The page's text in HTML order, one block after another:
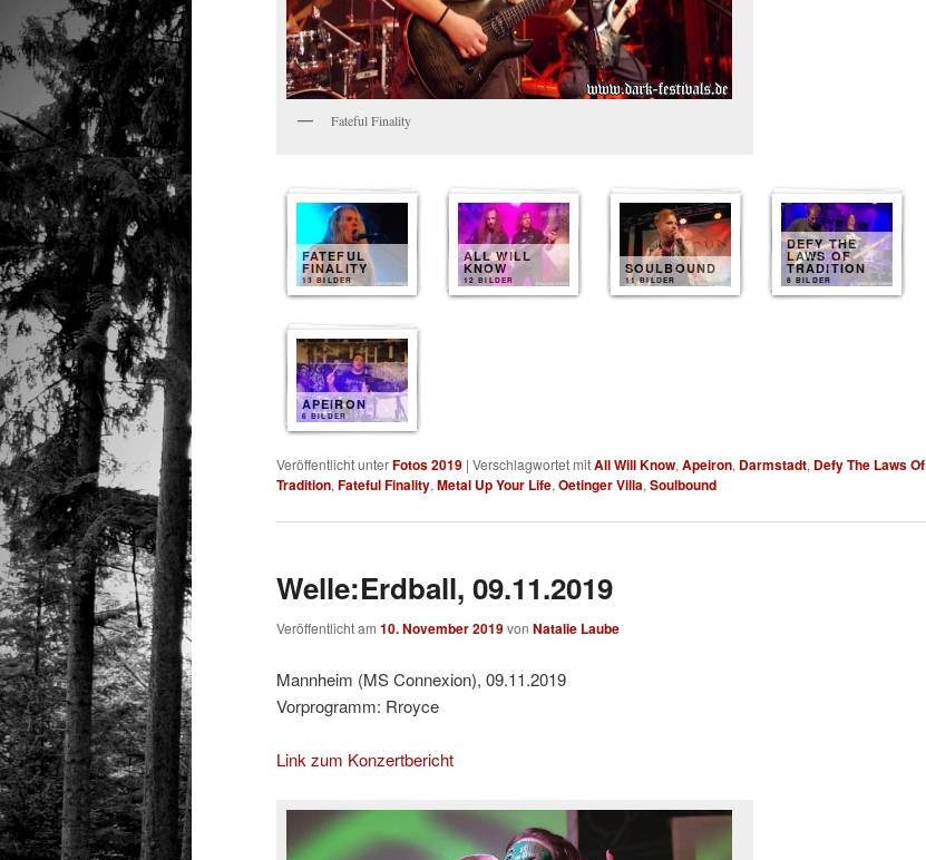
Fateful Finality
FATEFUL
FINALITY
13 BILDER
ALL WILL
KNOW
12 BILDER
SOULBOUND
11 BILDER
DEFY THE
LAWS OF
TRADITION
8 BILDER
APEIRON
6 BILDER
Veröffentlicht unterFotos 2019 | Verschlagwortet mitAll Will Know, Apeiron, Darmstadt, Defy The Laws Of
Tradition, Fateful Finality, Metal Up Your Life, Oetinger Villa, Soulbound
Welle:Erdball, 09.11.2019
Veröffentlicht am 10. November 2019von Natalie Laube
Mannheim (MS Connexion), 09.11.2019
Vorprogramm: Rroyce
Link zum Konzertbericht